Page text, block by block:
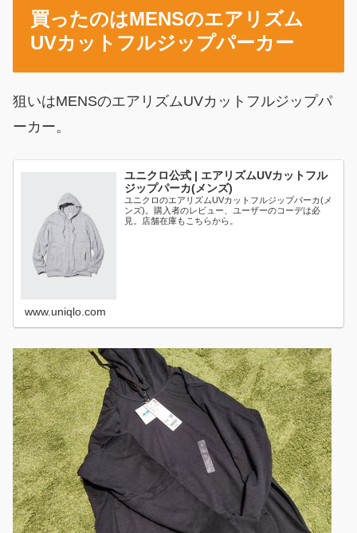
買ったのはMENSのエアリズム
UVカットフルジップパーカー
狙いはMENSのエアリズムUVカットフルジップパ
ーカー。
ユニクロ公式 | エアリズムUVカットフル
ジップパーカ(メンズ)
ユニクロのエアリズムUVカットフルジップパーカ(メ
ンズ)。購入者のレビュー、ユーザーのコーデは必
見。店舗在庫もこちらから。
www.uniqlo.com